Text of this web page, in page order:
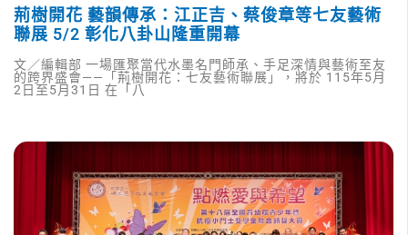
荊樹開花 藝韻傳承：江正吉、蔡俊章等七友藝術
聯展 5/2 彰化八卦山隆重開幕
文／編輯部 一場匯聚當代水墨名門師承、手足深情與藝術至友
的跨界盛會——「荊樹開花：七友藝術聯展」，將於 115年5月
2日至5月31日 在「八